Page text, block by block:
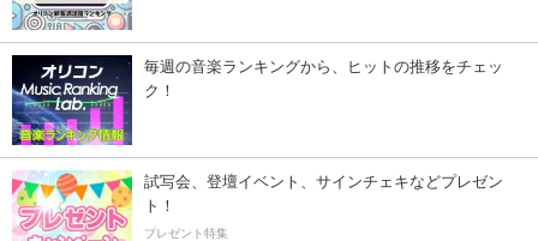
毎週の音楽ランキングから、ヒットの推移をチェッ
ク！
試写会、登壇イベント、サインチェキなどプレゼン
ト！
プレゼント特集